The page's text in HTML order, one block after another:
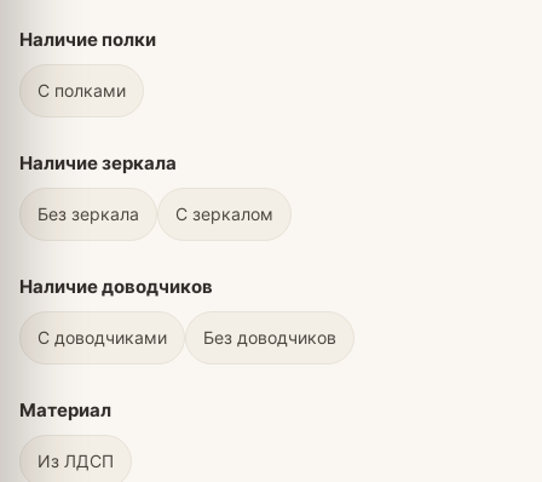
Наличие полки
С полками
Наличие зеркала
Без зеркала С зеркалом
Наличие доводчиков
С доводчиками Без доводчиков
Материал
Из ЛДСП